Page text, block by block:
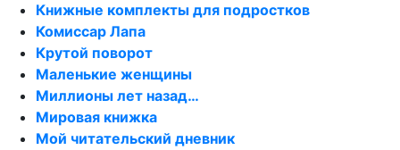
Книжные комплекты для подростков
Комиссар Лапа
Крутой поворот
Маленькие женщины
Миллионы лет назад…
Мировая книжка
Мой читательский дневник